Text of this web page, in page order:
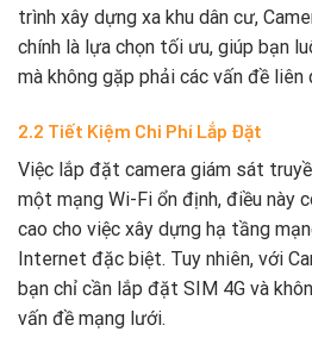
trình xây dựng xa khu dân cư,
chính là lựa chọn tối ưu, giúp bạn
mà không gặp phải các vấn đề liên
2.2 Tiết Kiệm Chi Phí Lắp Đặt
Việc lắp đặt camera giám sát
một mạng Wi-Fi ổn định, điều này
cao cho việc xây dựng hạ tầng
Internet đặc biệt. Tuy nhiên, với
bạn chỉ cần lắp đặt SIM 4G và
vấn đề mạng lưới.